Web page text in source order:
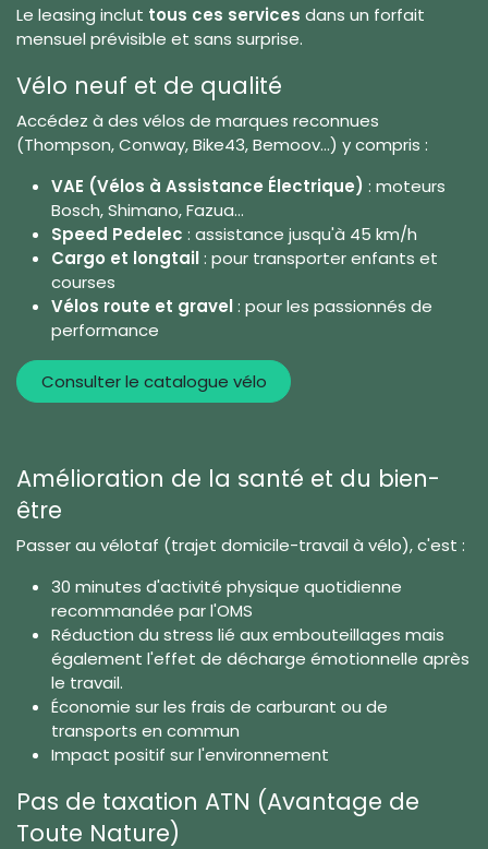
Le leasing inclut tous ces services dans un forfait
mensuel prévisible et sans surprise.
Vélo neuf et de qualité
Accédez à des vélos de marques reconnues
(Thompson, Conway, Bike43, Bemoov...) y compris :
VAE (Vélos à Assistance Électrique) : moteurs
Bosch, Shimano, Fazua...
Speed Pedelec : assistance jusqu'à 45 km/h
Cargo et longtail: pour transporter enfants et
courses
Vélos route et gravel: pour les passionnés de
performance
Consulter le catalogue vélo
Amélioration de la santé et du bien-
être
Passer au vélotaf (trajet domicile-travail à vélo), c'est :
30 minutes d'activité physique quotidienne
recommandée par l'OMS
Réduction du stress lié aux embouteillages mais
également l'effet de décharge émotionnelle après
le travail.
Économie sur les frais de carburant ou de
transports en commun
Impact positif sur l'environnement
Pas de taxation ATN (Avantage de
Toute Nature)